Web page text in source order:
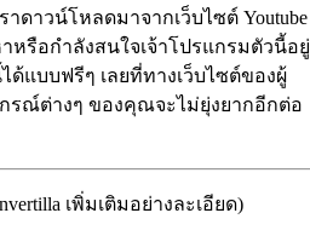
ดาวน์โหลดมาจากเว็บไซต์ Youtube
รือกำลังสนใจเจ้าโปรแกรมตัวนี้อยู่
ด้แบบฟรีๆ เลยที่ทางเว็บไซต์ของผู้
รณ์ต่างๆ ของคุณจะไม่ยุ่งยากอีกต่อ
เพิ่มเติมอย่างละเอียด)